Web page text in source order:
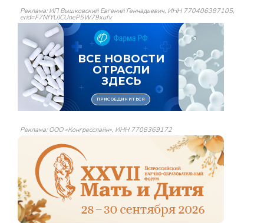
Реклама: ИП Вышковский Евгений Геннадьевич, ИНН 770406387105,
erid=F7NfYUJCUneP5W79xufv
Реклама: ООО «Конгресслайн», ИНН 7708369172